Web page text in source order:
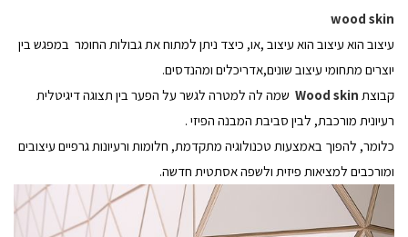
wood skin
עיצוב הוא עיצוב הוא עיצוב ,או, כיצד ניתן למתוח את גבולות החומר במפגש בין
יוצרים מתחומי עיצוב שונים,אדריכלים ומהנדסים.
קבוצת
שמה לה למטרה לגשר על הפער בין תצוגה דיגיטלית
רעיונית מורכבת, לבין סביבת המבנה הפיזי .
כלומר, להפוך באמצעות טכנולוגיה מתקדמת, חלומות ורעיונות גרפיים עיצובים
ומורכבים למציאות פיזית ולשפה אסתטית חדשה.